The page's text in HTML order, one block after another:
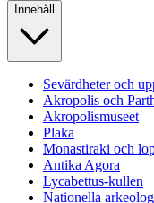
Innehåll
Sevärdheter och
Akropolis och
Akropolismuseet
Plaka
Monastiraki och
Antika Agora
Lycabettus-kullen
Nationella